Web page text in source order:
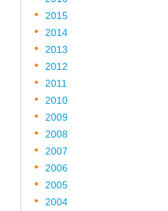
2015
2014
2013
2012
2011
2010
2009
2008
2007
2006
2005
2004